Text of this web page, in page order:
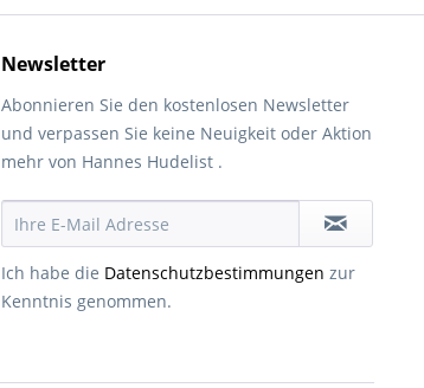
Newsletter
Abonnieren Sie den kostenlosen Newsletter
und verpassen Sie keine Neuigkeit oder Aktion
mehr von Hannes Hudelist .
Ich habe die Datenschutzbestimmungen zur
Kenntnis genommen.